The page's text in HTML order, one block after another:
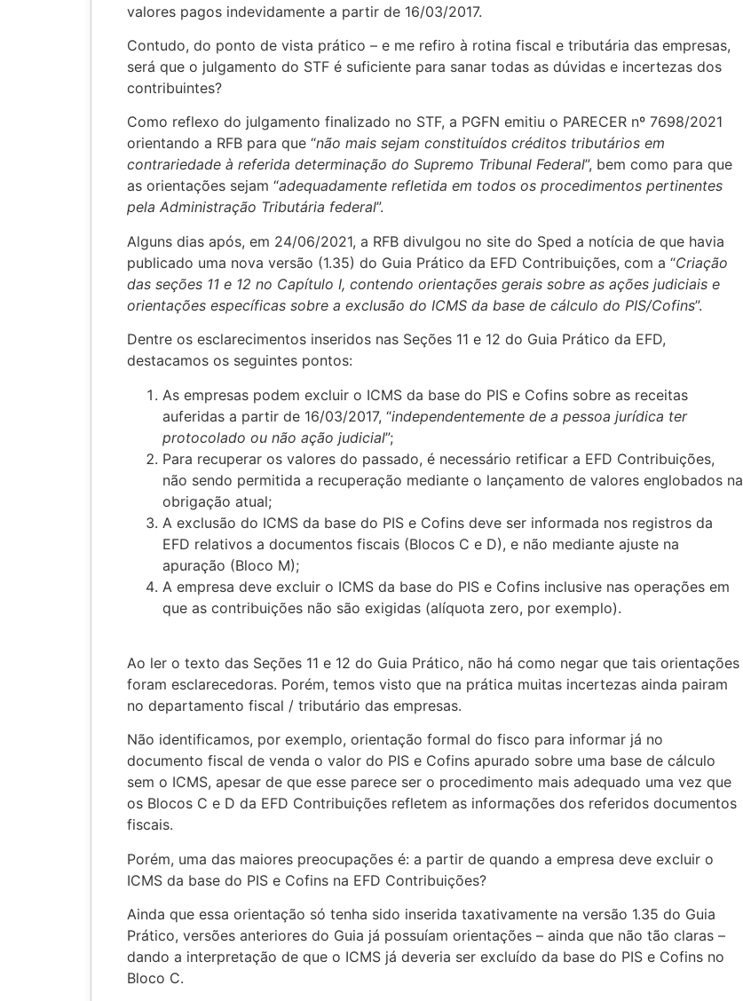
valores pagos indevidamente a partir de 16/03/2017.
Contudo, do ponto de vista prático – e me refiro à rotina fiscal e tributária das empresas,
será que o julgamento do STF é suficiente para sanar todas as dúvidas e incertezas dos
contribuintes?
Como reflexo do julgamento finalizado no STF, a PGFN emitiu o PARECER nº 7698/2021
orientando a RFB para que “não mais sejam constituídos créditos tributários em
contrariedade à referida determinação do Supremo Tribunal Federal”, bem como para que
as orientações sejam “adequadamente refletida em todos os procedimentos pertinentes
pela Administração Tributária federal”.
Alguns dias após, em 24/06/2021, a RFB divulgou no site do Sped a notícia de que havia
publicado uma nova versão (1.35) do Guia Prático da EFD Contribuições, com a “Criação
das seções 11 e 12 no Capítulo I, contendo orientações gerais sobre as ações judiciais e
orientações específicas sobre a exclusão do ICMS da base de cálculo do PIS/Cofins”.
Dentre os esclarecimentos inseridos nas Seções 11 e 12 do Guia Prático da EFD,
destacamos os seguintes pontos:
As empresas podem excluir o ICMS da base do PIS e Cofins sobre as receitas
auferidas a partir de 16/03/2017, “independentemente de a pessoa jurídica ter
protocolado ou não ação judicial”;
Para recuperar os valores do passado, é necessário retificar a EFD Contribuições,
não sendo permitida a recuperação mediante o lançamento de valores englobados na
obrigação atual;
A exclusão do ICMS da base do PIS e Cofins deve ser informada nos registros da
EFD relativos a documentos fiscais (Blocos C e D), e não mediante ajuste na
apuração (Bloco M);
A empresa deve excluir o ICMS da base do PIS e Cofins inclusive nas operações em
que as contribuições não são exigidas (alíquota zero, por exemplo).
Ao ler o texto das Seções 11 e 12 do Guia Prático, não há como negar que tais orientações
foram esclarecedoras. Porém, temos visto que na prática muitas incertezas ainda pairam
no departamento fiscal / tributário das empresas.
Não identificamos, por exemplo, orientação formal do fisco para informar já no
documento fiscal de venda o valor do PIS e Cofins apurado sobre uma base de cálculo
sem o ICMS, apesar de que esse parece ser o procedimento mais adequado uma vez que
os Blocos C e D da EFD Contribuições refletem as informações dos referidos documentos
fiscais.
Porém, uma das maiores preocupações é: a partir de quando a empresa deve excluir o
ICMS da base do PIS e Cofins na EFD Contribuições?
Ainda que essa orientação só tenha sido inserida taxativamente na versão 1.35 do Guia
Prático, versões anteriores do Guia já possuíam orientações – ainda que não tão claras –
dando a interpretação de que o ICMS já deveria ser excluído da base do PIS e Cofins no
Bloco C.